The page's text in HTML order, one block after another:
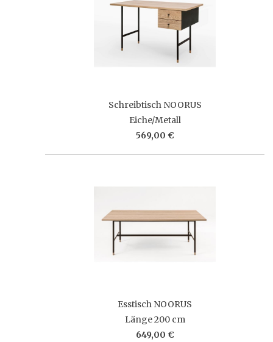
Schreibtisch NOORUS
Eiche/Metall
569,00 €
Esstisch NOORUS
Länge 200 cm
649,00 €